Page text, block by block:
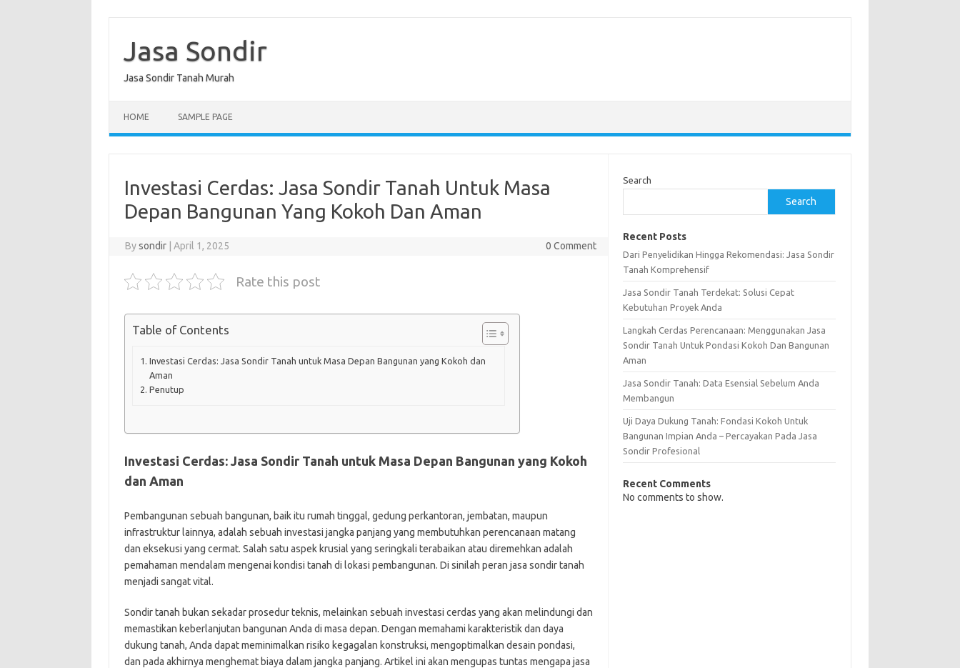
content
Jasa Sondir
Jasa Sondir Tanah Murah
HOME SAMPLE PAGE
Investasi Cerdas: Jasa Sondir Tanah Untuk Masa
Depan Bangunan Yang Kokoh Dan Aman
Bysondir April 1, 2025 0 Comment
Rate this post
Table of Contents
Investasi Cerdas: Jasa Sondir Tanah untuk Masa Depan Bangunan yang Kokoh dan
Aman
Penutup
Investasi Cerdas: Jasa Sondir Tanah untuk Masa Depan Bangunan yang Kokoh
dan Aman
Pembangunan sebuah bangunan, baik itu rumah tinggal, gedung perkantoran, jembatan, maupun
infrastruktur lainnya, adalah sebuah investasi jangka panjang yang membutuhkan perencanaan matang
dan eksekusi yang cermat. Salah satu aspek krusial yang seringkali terabaikan atau diremehkan adalah
pemahaman mendalam mengenai kondisi tanah di lokasi pembangunan. Di sinilah peran jasa sondir tanah
menjadi sangat vital.
Sondir tanah bukan sekadar prosedur teknis, melainkan sebuah investasi cerdas yang akan melindungi dan
memastikan keberlanjutan bangunan Anda di masa depan. Dengan memahami karakteristik dan daya
dukung tanah, Anda dapat meminimalkan risiko kegagalan konstruksi, mengoptimalkan desain pondasi,
dan pada akhirnya menghemat biaya dalam jangka panjang. Artikel ini akan mengupas tuntas mengapa jasa
Search
Search
Recent Posts
Dari Penyelidikan Hingga Rekomendasi: Jasa Sondir
Tanah Komprehensif
Jasa Sondir Tanah Terdekat: Solusi Cepat
Kebutuhan Proyek Anda
Langkah Cerdas Perencanaan: Menggunakan Jasa
Sondir Tanah Untuk Pondasi Kokoh Dan Bangunan
Aman
Jasa Sondir Tanah: Data Esensial Sebelum Anda
Membangun
Uji Daya Dukung Tanah: Fondasi Kokoh Untuk
Bangunan Impian Anda – Percayakan Pada Jasa
Sondir Profesional
Recent Comments
No comments to show.